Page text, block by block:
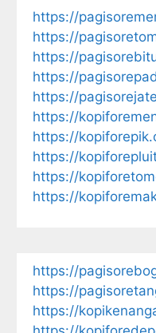
https://
https://
https://
https://
https://
https://
https://
https://
https://
https://
https://
https://
https://